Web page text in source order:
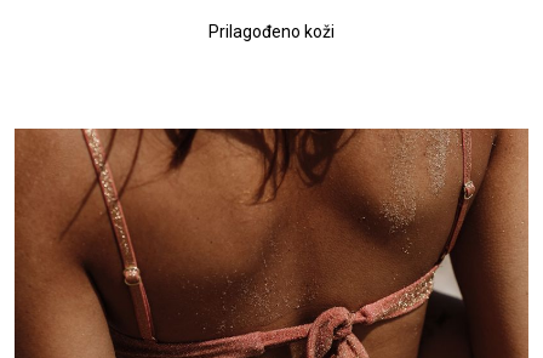
Prilagođeno koži